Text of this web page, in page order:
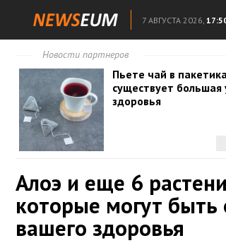
7 АВГУСТА 2026,
Новости партнеров
Пьете чай в
существует большая
здоровья
Алоэ и еще 6
которые могут быть
вашего здоровья